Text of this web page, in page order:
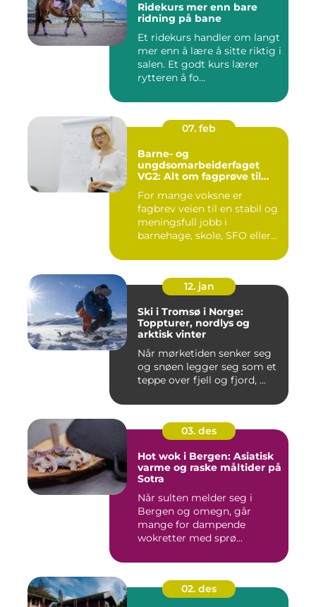
Ridekurs mer enn bare
ridning på bane
Et ridekurs handler om langt
mer enn å lære å sitte riktig i
salen. Et godt kurs lærer
rytteren å fo...
07. feb
Barne- og
ungdsomarbeiderfaget
VG2: Alt om fagprøve til
ungdomsarbeider
For mange voksne er
fagbrev veien til en stabil og
meningsfull jobb i
barnehage, skole, SFO eller
12. jan
Ski i Tromsø i Norge:
Toppturer, nordlys og
arktisk vinter
Når mørketiden senker seg
og snøen legger seg som et
teppe over fjell og fjord, ...
03. des
Hot wok i Bergen: Asiatisk
varme og raske måltider på
Sotra
Når sulten melder seg i
Bergen og omegn, går
mange for dampende
wokretter med sprø...
02. des